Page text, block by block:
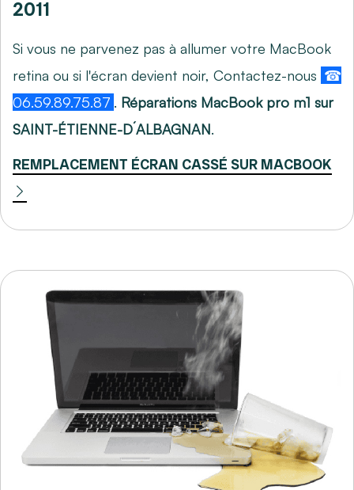
2011
Si vous ne parvenez pas à allumer votre MacBook
retina ou si l'écran devient noir, Contactez-nous ☎
06.59.89.75.87 . Réparations MacBook pro m1 sur
SAINT-ÉTIENNE-D´ALBAGNAN.
REMPLACEMENT ÉCRAN CASSÉ SUR MACBOOK